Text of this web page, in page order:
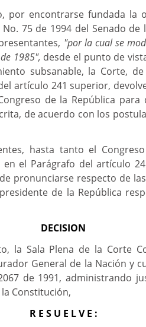
por encontrarse fundada la
75 de 1994 del Senado de
"por la cual se
1985", desde el punto de
subsanable, la Corte,
artículo 241 superior,
de la República para
de acuerdo con los
hasta tanto el
el Parágrafo del artículo
pronunciarse respecto de
de la República
DECISION
la Sala Plena de la Corte
General de la Nación y
de 1991, administrando
Constitución,
R E S U E L V E :